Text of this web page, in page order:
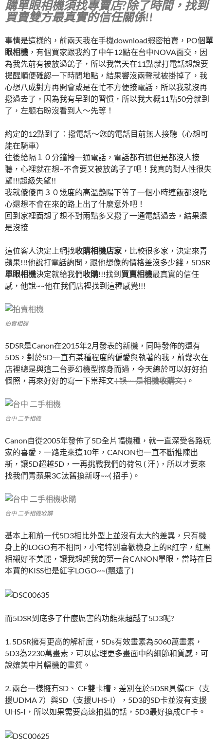
購單眼相機須找專賣店?除了時間，找到
買賣雙方最真實的信任關係!!
事情是這樣的，前兩天我在手機download蝦密拍賣，PO個單
眼相機 ，有個買家跟我約了中午12點在台中NOVA面交，因
為我先前有被放過鴿子，所以我當天在11點就打電話想說要
提醒順便確認一下時間地點，結果響沒兩聲就被掛掉了，我
心想八成對方再開會或是在忙不方便接電話，所以我就沒再
撥過去了，因為我有早到的習慣，所以我大概11點50分就到
了，左顧右盼沒看到人～先等！
約定的12點到了：撥電話～您的電話目前無人接聽（心想可
能在騎車）
往後給隔１０分鐘撥一通電話，電話都有通但是都沒人接
聽，心裡就在想~不會要又被放鴿子了吧！我真的對人性很失
望!!!超級失望!!
我就傻傻再３０幾度的高溫艷陽下等了一個小時連飯都沒吃
心還想不會在來的路上出了什麼意外吧！
回到家裡面想了想不對兩點多又撥了一通電話過去，結果還
是沒接
這位客人決定上網找收購相機店家 ，比較很多家，決定來青
蘋果!!!他說打電話詢問，跟他想像的價格差沒多少錢，5DSR
單眼相機決定就給我們收購!!!找到 買賣相機最真實的信任
感，他說~~他在我們店裡找到這種感覺!!!
拍賣相機
5DSR是Canon在2015年2月發表的新機，同時發佈的還有
5DS，對於5D一直有某種程度的偏愛與執著的我，前幾次在
店裡總是與這二台夢幻機型擦身而過，今天總於可以好好拍
個照，再來好好的寫一下祟拜文( 誤~~是相機收購文 ) 。
台中 二手相機
Canon自從2005年發佈了5D全片幅機種，就一直深受各路玩
家的喜愛，一路走來這10年，CANON也一直不斷推陳出
新，讓5D超越5D，一再挑戰我們的荷包 ( 汗 )，所以才要來
找我們青蘋果3C汰舊換新呀~~( 招手 )。
台中 二手相機收購
基本上和前一代5D3相比外型上並沒有太大的差異，只有機
身上的LOGO有不相同，小宅特別喜歡機身上的R紅字，紅黑
相襯好不美麗，讓我想起我的第一台CANON單眼，當時在日
本買的KISS也是紅字LOGO~~(飄遠了)
而5DSR到底多了什麼厲害的功能來超越了5D3呢?
1. 5DSR擁有更高的解析度，5Ds有效畫素為5060萬畫素，
5D3為2230萬畫素，可以處理更多畫面中的細節和質感，可
說媲美中片幅機的畫質。
2. 兩台一樣擁有SD、 CF雙卡槽，差別在於5DSR具備CF（支
援UDMA 7）與SD（支援UHS-I），5D3的SD卡並沒有支援
UHS-I，所以如果需要高速拍攝的話，5D3最好換成CF卡。